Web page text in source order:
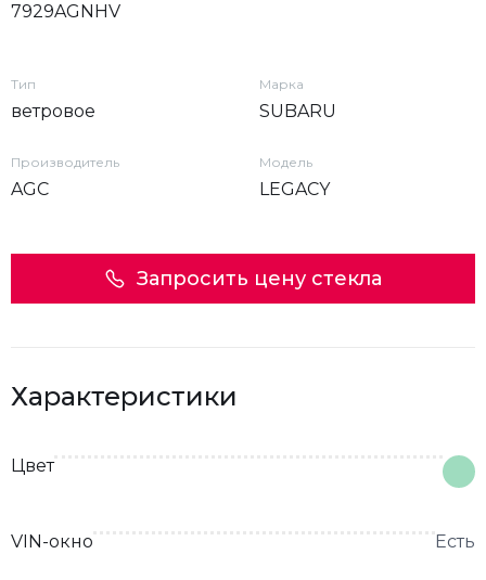
7929AGNHV
Тип
ветровое
Марка
SUBARU
Производитель
AGC
Модель
LEGACY
Запросить цену стекла
Характеристики
Цвет
VIN-окно Есть